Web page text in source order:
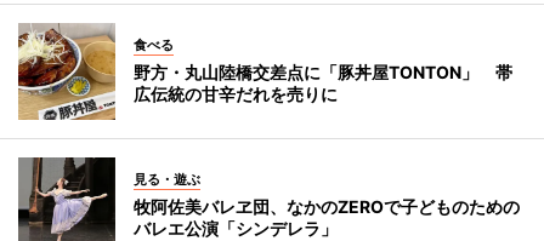
食べる
野方・丸山陸橋交差点に「豚丼屋TONTON」 帯
広伝統の甘辛だれを売りに
見る・遊ぶ
牧阿佐美バレヱ団、なかのZEROで子どものための
バレエ公演「シンデレラ」